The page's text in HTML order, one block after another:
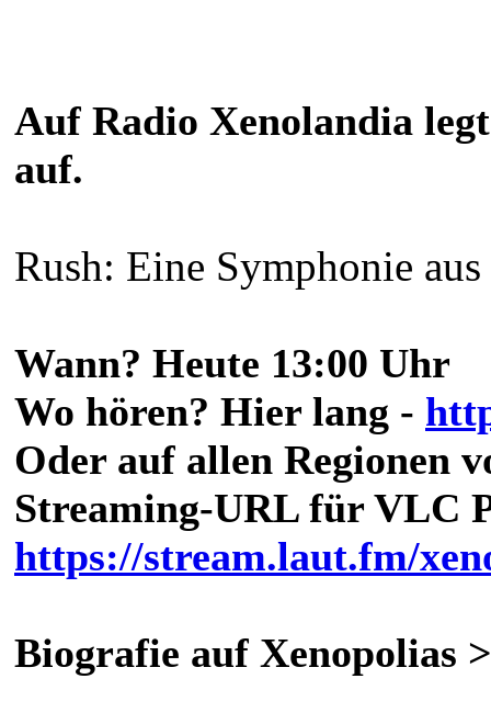
Auf Radio Xenolandia
auf.
Rush: Eine Symphonie
Wann? Heute 13:00 Uhr
Wo hören? Hier lang -
Oder auf allen Regionen
Streaming-URL für VLC
https://stream.laut.fm/
Biografie auf Xenopolias